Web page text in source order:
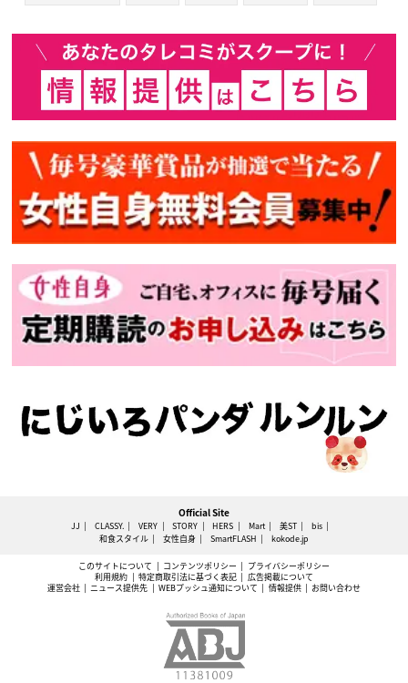
Official Site
JJ CLASSY. VERY STORY HERS Mart 美ST
bis
和食スタイル
女性自身 SmartFLASH kokode.jp
このサイトについて コンテンツポリシー
プライバシーポリシー
利用規約
特定商取引法に基づく表記
広告掲載について
運営会社
ニュース提供先 WEBプッシュ通知について 情報提供 お問い合わせ